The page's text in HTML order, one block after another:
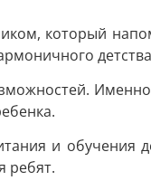
который
и обучения
ребят.